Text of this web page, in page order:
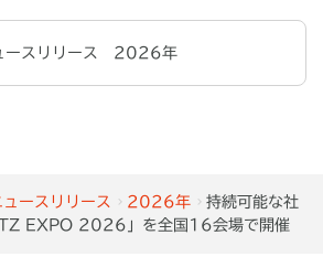
ュースリリース 2026年
持続可能な社
EXPO 2026」を全国16会場で開催
ースリリース 2026年